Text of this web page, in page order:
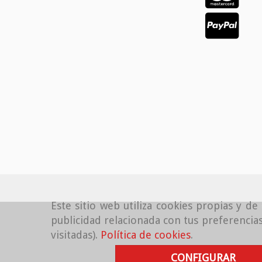
Este sitio web utiliza cookies propias y
publicidad relacionada con tus
visitadas). Política de cookies.
CONFIGURAR